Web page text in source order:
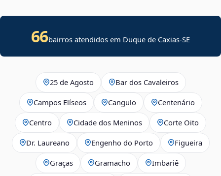
66bairros atendidos em Duque de Caxias-SE
25 de Agosto Bar dos Cavaleiros
Campos Elíseos Cangulo Centenário
Centro Cidade dos Meninos Corte Oito
Dr. Laureano Engenho do Porto Figueira
Graças Gramacho Imbariê